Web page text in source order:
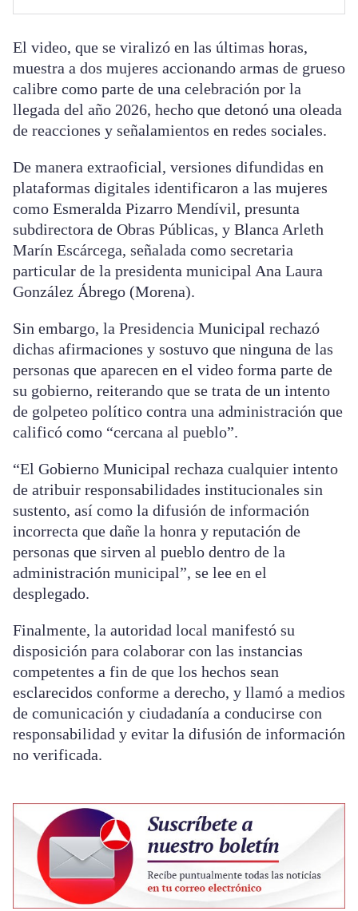
El video, que se viralizó en las últimas horas,
muestra a dos mujeres accionando armas de grueso
calibre como parte de una celebración por la
llegada del año 2026, hecho que detonó una oleada
de reacciones y señalamientos en redes sociales.
De manera extraoficial, versiones difundidas en
plataformas digitales identificaron a las mujeres
como Esmeralda Pizarro Mendívil, presunta
subdirectora de Obras Públicas, y Blanca Arleth
Marín Escárcega, señalada como secretaria
particular de la presidenta municipal Ana Laura
González Ábrego (Morena).
Sin embargo, la Presidencia Municipal rechazó
dichas afirmaciones y sostuvo que ninguna de las
personas que aparecen en el video forma parte de
su gobierno, reiterando que se trata de un intento
de golpeteo político contra una administración que
calificó como “cercana al pueblo”.
“El Gobierno Municipal rechaza cualquier intento
de atribuir responsabilidades institucionales sin
sustento, así como la difusión de información
incorrecta que dañe la honra y reputación de
personas que sirven al pueblo dentro de la
administración municipal”, se lee en el
desplegado.
Finalmente, la autoridad local manifestó su
disposición para colaborar con las instancias
competentes a fin de que los hechos sean
esclarecidos conforme a derecho, y llamó a medios
de comunicación y ciudadanía a conducirse con
responsabilidad y evitar la difusión de información
no verificada.